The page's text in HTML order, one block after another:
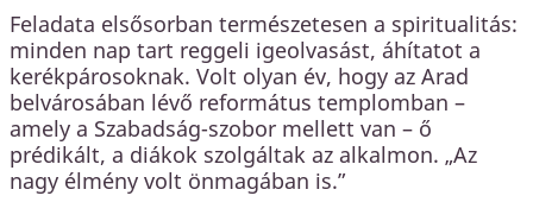
Feladata elsősorban természetesen a spiritualitás:
minden nap tart reggeli igeolvasást, áhítatot a
kerékpárosoknak. Volt olyan év, hogy az Arad
belvárosában lévő református templomban –
amely a Szabadság-szobor mellett van – ő
prédikált, a diákok szolgáltak az alkalmon. „Az
nagy élmény volt önmagában is.”